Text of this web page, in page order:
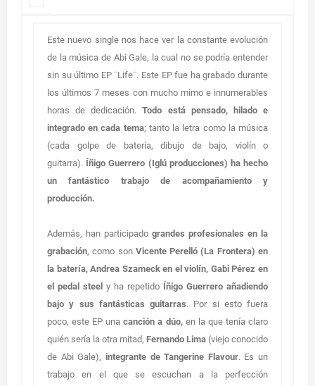
Este nuevo single nos hace ver la constante evolución
de la música de Abi Gale, la cual no se podría entender
sin su último EP ¨Life¨. Este EP fue ha grabado durante
los últimos 7 meses con mucho mimo e innumerables
horas de dedicación.Todo está pensado, hilado e
integrado en cada tema; tanto la letra como la música
(cada golpe de batería, dibujo de bajo, violín o
guitarra). Íñigo Guerrero (Iglú producciones) ha hecho
un fantástico trabajo de acompañamiento y
producción.
Además, han participado grandes profesionales en la
grabación, como son Vicente Perelló (La Frontera) en
la batería, Andrea Szameck en el violín, Gabi Pérez en
el pedal steel y ha repetido Íñigo Guerrero añadiendo
bajo y sus fantásticas guitarras. Por si esto fuera
poco, este EP unacanción a dúo,en la que tenía claro
quién sería la otra mitad, Fernando Lima (viejo conocido
de Abi Gale), integrante de Tangerine Flavour. Es un
trabajo en el que se escuchan a la perfección